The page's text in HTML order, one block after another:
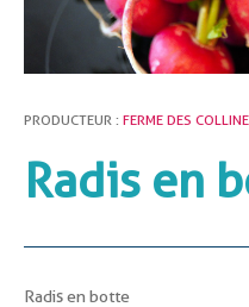
PRODUCTEUR :FERME DES
Radis en
Radis en botte